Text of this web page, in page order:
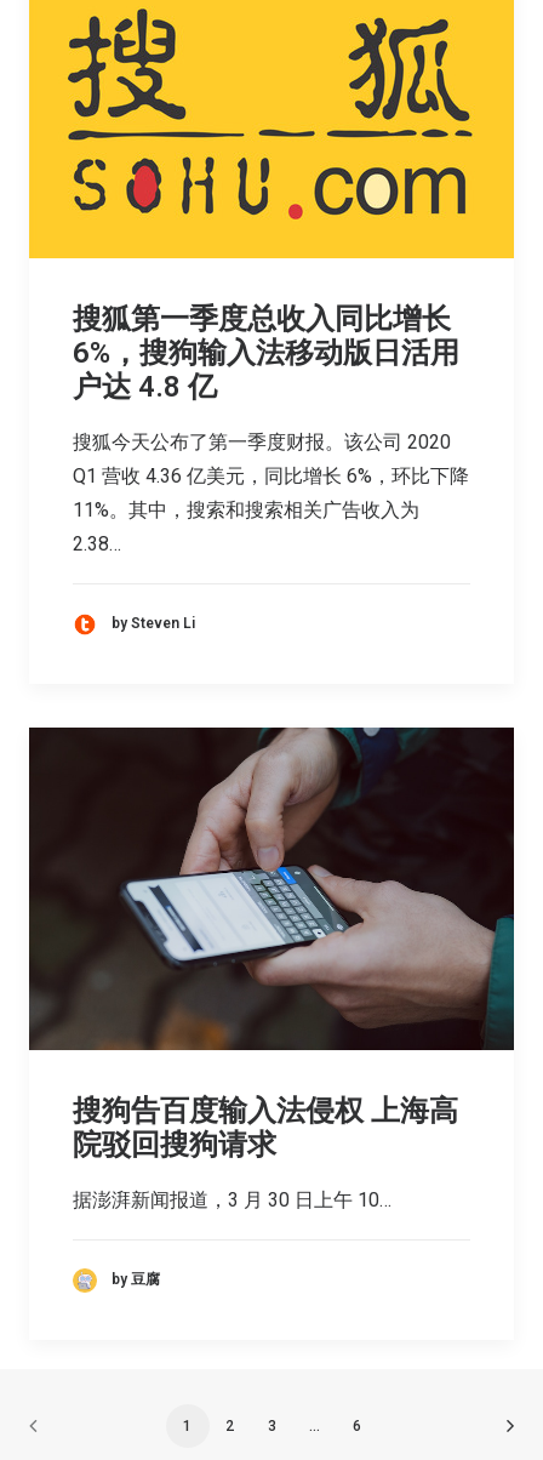
搜狐第一季度总收入同比增长
6%，搜狗输入法移动版日活用
户达 4.8 亿
搜狐今天公布了第一季度财报。该公司 2020
Q1 营收 4.36 亿美元，同比增长 6%，环比下降
11%。其中，搜索和搜索相关广告收入为
2.38…
by Steven Li
搜狗告百度输入法侵权 上海高
院驳回搜狗请求
据澎湃新闻报道，3 月 30 日上午 10…
by 豆腐
1 2 3 … 6